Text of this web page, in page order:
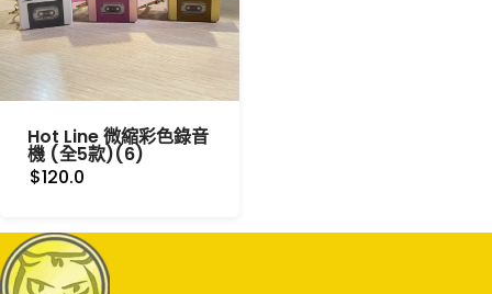
Hot Line 微縮彩色錄音
機 (全5款)(6)
$120.0